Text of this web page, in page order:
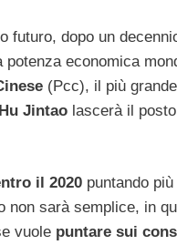
futuro, dopo un
economica
(Pcc), il più
Hu Jintao lascerà il
il 2020 puntando
non sarà semplice, in
vuole puntare sui